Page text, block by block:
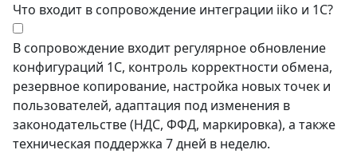
Что входит в сопровождение интеграции iiko и 1С?
В сопровождение входит регулярное обновление
конфигураций 1С, контроль корректности обмена,
резервное копирование, настройка новых точек и
пользователей, адаптация под изменения в
законодательстве (НДС, ФФД, маркировка), а также
техническая поддержка 7 дней в неделю.